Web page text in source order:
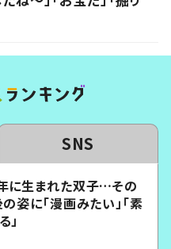
SNS
に生まれた双子…その
姿に「漫画みたい」「素
」